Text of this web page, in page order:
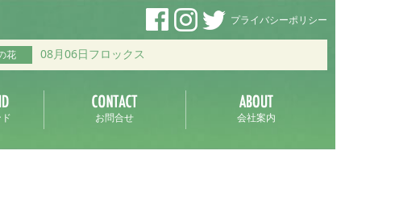
プライバシーポリシー
花 08月06日フロックス
お問合せ 会社案内